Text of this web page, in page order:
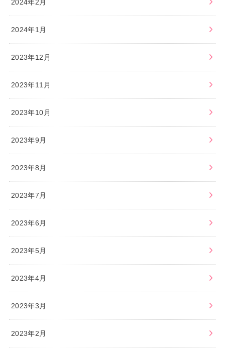
2024年2月
2024年1月
2023年12月
2023年11月
2023年10月
2023年9月
2023年8月
2023年7月
2023年6月
2023年5月
2023年4月
2023年3月
2023年2月